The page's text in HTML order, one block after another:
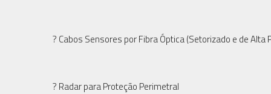
? Cabos Sensores por Fibra Óptica (Setorizado e de Alta
? Radar para Proteção Perimetral